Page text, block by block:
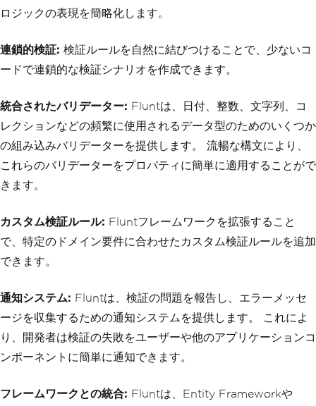
ロジックの表現を簡略化します。
連鎖的検証: 検証ルールを自然に結びつけることで、少ないコ
ードで連鎖的な検証シナリオを作成できます。
統合されたバリデーター: Fluntは、日付、整数、文字列、コ
レクションなどの頻繁に使用されるデータ型のためのいくつか
の組み込みバリデーターを提供します。 流暢な構文により、
これらのバリデーターをプロパティに簡単に適用することがで
きます。
カスタム検証ルール: Fluntフレームワークを拡張すること
で、特定のドメイン要件に合わせたカスタム検証ルールを追加
できます。
通知システム: Fluntは、検証の問題を報告し、エラーメッセ
ージを収集するための通知システムを提供します。 これによ
り、開発者は検証の失敗をユーザーや他のアプリケーションコ
ンポーネントに簡単に通知できます。
フレームワークとの統合: Fluntは、Entity Frameworkや